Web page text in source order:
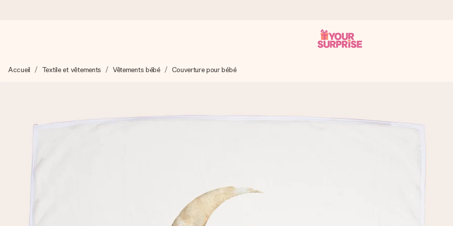
Nous préparons votre cadeau avec attention et l’envoyons en un éclair – pour que vous puissiez l’offrir au bon moment, quand
4,9 (sur la base de +15 000 avis)
Créez quelque chose d’unique en quelques étapes – avec son prénom, votre photo ou un message qui touche le cœur. Sans
Accueil Textile et vêtements Vêtements bébé Couverture pour bébé